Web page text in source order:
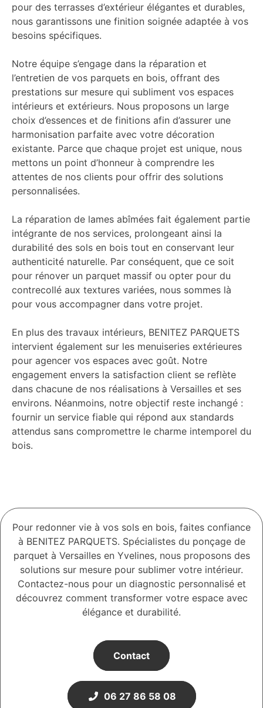
pour des terrasses d’extérieur élégantes et durables,
nous garantissons une finition soignée adaptée à vos
besoins spécifiques.
Notre équipe s’engage dans la réparation et
l’entretien de vos parquets en bois, offrant des
prestations sur mesure qui subliment vos espaces
intérieurs et extérieurs. Nous proposons un large
choix d’essences et de finitions afin d’assurer une
harmonisation parfaite avec votre décoration
existante. Parce que chaque projet est unique, nous
mettons un point d’honneur à comprendre les
attentes de nos clients pour offrir des solutions
personnalisées.
La réparation de lames abîmées fait également partie
intégrante de nos services, prolongeant ainsi la
durabilité des sols en bois tout en conservant leur
authenticité naturelle. Par conséquent, que ce soit
pour rénover un parquet massif ou opter pour du
contrecollé aux textures variées, nous sommes là
pour vous accompagner dans votre projet.
En plus des travaux intérieurs, BENITEZ PARQUETS
intervient également sur les menuiseries extérieures
pour agencer vos espaces avec goût. Notre
engagement envers la satisfaction client se reflète
dans chacune de nos réalisations à Versailles et ses
environs. Néanmoins, notre objectif reste inchangé :
fournir un service fiable qui répond aux standards
attendus sans compromettre le charme intemporel du
bois.
Pour redonner vie à vos sols en bois, faites confiance
à BENITEZ PARQUETS. Spécialistes du ponçage de
parquet à Versailles en Yvelines, nous proposons des
solutions sur mesure pour sublimer votre intérieur.
Contactez-nous pour un diagnostic personnalisé et
découvrez comment transformer votre espace avec
élégance et durabilité.
Contact
06 27 86 58 08